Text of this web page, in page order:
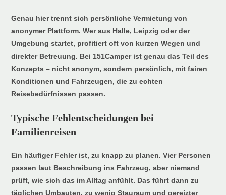
Genau hier trennt sich persönliche Vermietung von
anonymer Plattform. Wer aus Halle, Leipzig oder der
Umgebung startet, profitiert oft von kurzen Wegen und
direkter Betreuung. Bei 151Camper ist genau das Teil des
Konzepts – nicht anonym, sondern persönlich, mit fairen
Konditionen und Fahrzeugen, die zu echten
Reisebedürfnissen passen.
Typische Fehlentscheidungen bei
Familienreisen
Ein häufiger Fehler ist, zu knapp zu planen. Vier Personen
passen laut Beschreibung ins Fahrzeug, aber niemand
prüft, wie sich das im Alltag anfühlt. Das führt dann zu
täglichen Umbauten, zu wenig Stauraum und gereizter